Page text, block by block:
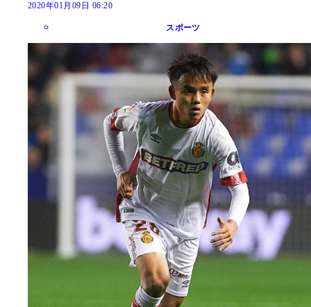
2020年01月09日 06:20
スポーツ